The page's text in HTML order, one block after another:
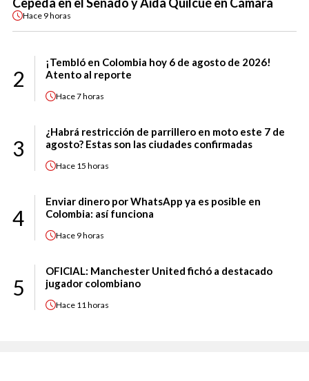
Hace 9 horas
2
¡Tembló en Colombia hoy 6 de agosto de 2026!
Atento al reporte
Hace7 horas
3
¿Habrá restricción de parrillero en moto este 7 de
agosto? Estas son las ciudades confirmadas
Hace 15 horas
4
Enviar dinero por WhatsApp ya es posible en
Colombia: así funciona
Hace 9 horas
5
OFICIAL: Manchester United fichó a destacado
jugador colombiano
Hace 11 horas